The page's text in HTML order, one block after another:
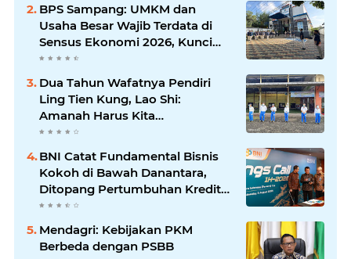
Komunikasi Antar-Kades untuk
Memajukan Desa
BPS Sampang: UMKM dan
Usaha Besar Wajib Terdata di
Sensus Ekonomi 2026, Kunci
Kebijakan Tepat Sasaran
Dua Tahun Wafatnya Pendiri
Ling Tien Kung, Lao Shi:
Amanah Harus Kita
Laksanakan!
BNI Catat Fundamental Bisnis
Kokoh di Bawah Danantara,
Ditopang Pertumbuhan Kredit
dan Kualitas Aset
Mendagri: Kebijakan PKM
Berbeda dengan PSBB